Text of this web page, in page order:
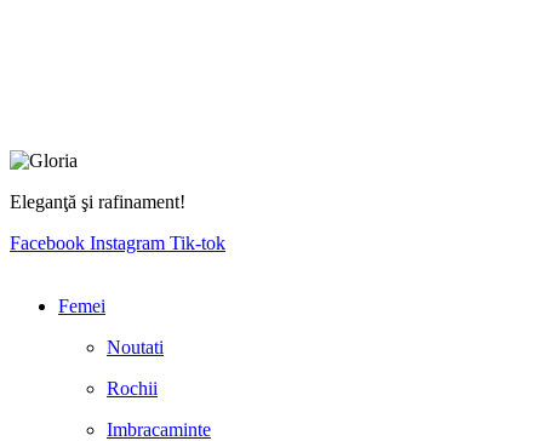
Eleganţă şi rafinament!
Facebook Instagram Tik-tok
Femei
Noutati
Rochii
Imbracaminte